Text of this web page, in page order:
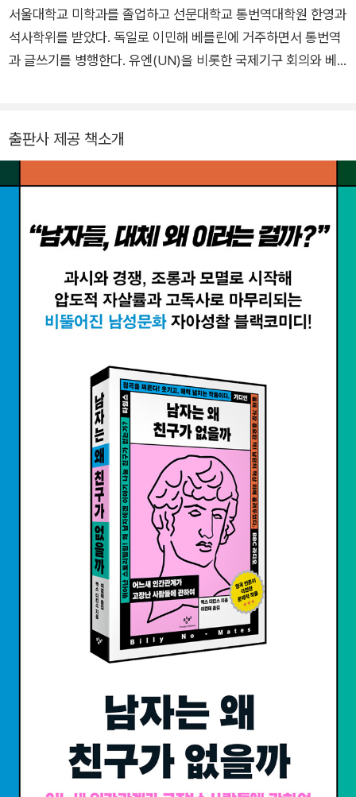
출연하면서 시청자들을 배꼽 잡게 했고, 디지털 방송국 앱설루트
라디오에서 라디오쇼를 진행하며 소니 라디오 아카데미상 후보
에 올랐다. 영국 전역에서 상연한 「황무지의 남자」 각본을 집필해
독된 적이 있는데, 이 슬픈 경험을 첫 책 『나의 그루폰 대모험』으
서울대학교 미학과를 졸업하고 선문대학교 통번역대학원 한영과
석사학위를 받았다. 독일로 이민해 베를린에 거주하면서 통번역
과 글쓰기를 병행한다. 유엔(UN)을 비롯한 국제기구 회의와 베
곳곳에서 다양한 국적의 동료들과 일하며 얻은 깊은 문화적 이해
출판사 제공 책소개